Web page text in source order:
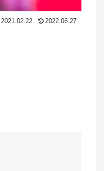
2021.02.22 2022.06.27